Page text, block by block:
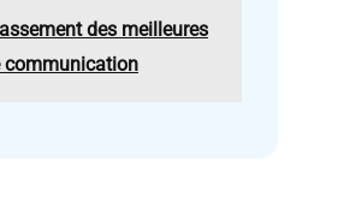
des meilleures
communication